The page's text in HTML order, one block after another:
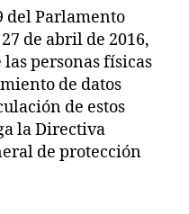
del Parlamento
de abril de 2016,
personas físicas
de datos
de estos
la Directiva
de protección